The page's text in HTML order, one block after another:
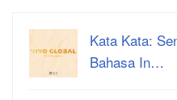
Kata Kata:
Bahasa In…